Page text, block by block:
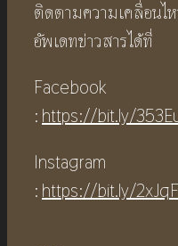
ติดตามความเคลื่อนไ
อัพเดทข่าวสารได้ที่
Facebook
: https://bit.ly/
Instagram
: https://bit.ly/